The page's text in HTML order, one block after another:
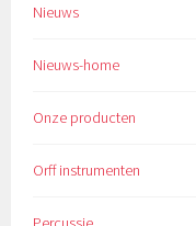
Nieuws
Nieuws-home
Onze producten
Orff instrumenten